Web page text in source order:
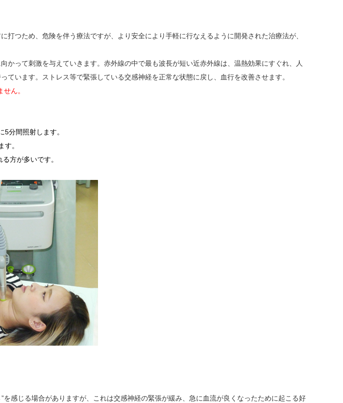
打つため、危険を伴う療法ですが、より安全により手軽に行なえるように開発された治療法が、
かって刺激を与えていきます。赤外線の中で最も波長が短い近赤外線は、温熱効果にすぐれ、人
ています。ストレス等で緊張している交感神経を正常な状態に戻し、血行を改善させます。
ん。
分間照射します。
。
方が多いです。
”を感じる場合がありますが、これは交感神経の緊張が緩み、急に血流が良くなったために起こる好